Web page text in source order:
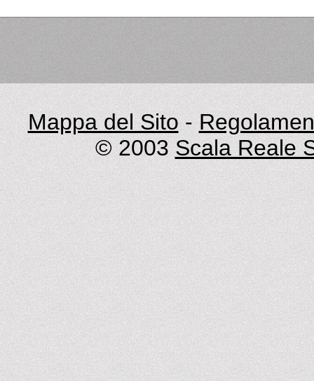
Mappa del Sito -
© 2003 Scala Reale